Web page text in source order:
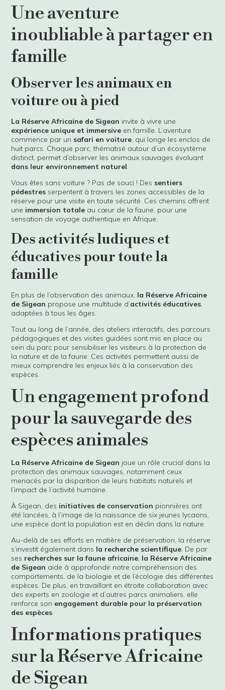
Une aventure
inoubliable à partager en
famille
Observer les animaux en
voiture ou à pied
La Réserve Africaine de Sigean invite à vivre une
expérience unique et immersive en famille. L’aventure
commence par un safari en voiture, qui longe les enclos de
huit parcs. Chaque parc, thématisé autour d’un écosystème
distinct, permet d’observer les animaux sauvages évoluant
dans leur environnement naturel.
Vous êtes sans voiture ? Pas de souci ! Des sentiers
pédestres serpentent à travers les zones accessibles de la
réserve pour une visite en toute sécurité. Ces chemins offrent
une immersion totale au cœur de la faune, pour une
sensation de voyage authentique en Afrique.
Des activités ludiques et
éducatives pour toute la
famille
En plus de l’observation des animaux, la Réserve Africaine
de Sigean propose une multitude d’activités éducatives,
adaptées à tous les âges.
Tout au long de l’année, des ateliers interactifs, des parcours
pédagogiques et des visites guidées sont mis en place au
sein du parc pour sensibiliser les visiteurs à la protection de
la nature et de la faune. Ces activités permettent aussi de
mieux comprendre les enjeux liés à la conservation des
espèces.
Un engagement profond
pour la sauvegarde des
espèces animales
La Réserve Africaine de Sigean joue un rôle crucial dans la
protection des animaux sauvages, notamment ceux
menacés par la disparition de leurs habitats naturels et
l’impact de l’activité humaine.
À Sigean, des initiatives de conservation pionnières ont
été lancées, à l’image de la naissance de six jeunes lycaons,
une espèce dont la population est en déclin dans la nature.
Au-delà de ses efforts en matière de préservation, la réserve
s’investit également dans la recherche scientifique. De par
ses recherches sur la faune africaine, la Réserve Africaine
de Sigean aide à approfondir notre compréhension des
comportements, de la biologie et de l’écologie des différentes
espèces. De plus, en travaillant en étroite collaboration avec
des experts en zoologie et d’autres parcs animaliers, elle
renforce son engagement durable pour la préservation
des espèces.
Informations pratiques
sur la Réserve Africaine
de Sigean